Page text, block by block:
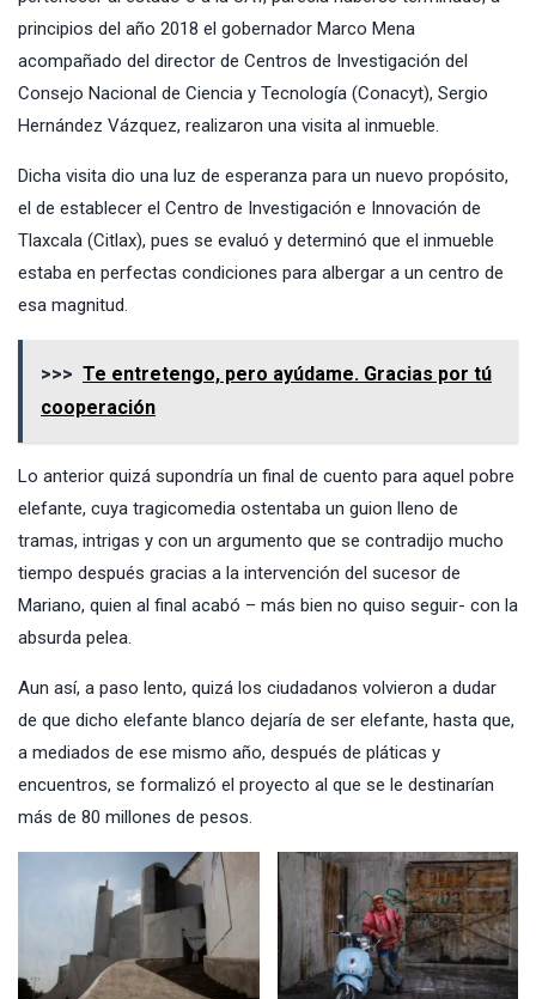
principios del año 2018 el gobernador Marco Mena
acompañado del director de Centros de Investigación del
Consejo Nacional de Ciencia y Tecnología (Conacyt), Sergio
Hernández Vázquez, realizaron una visita al inmueble.
Dicha visita dio una luz de esperanza para un nuevo propósito,
el de establecer el Centro de Investigación e Innovación de
Tlaxcala (Citlax), pues se evaluó y determinó que el inmueble
estaba en perfectas condiciones para albergar a un centro de
esa magnitud.
>>> Te entretengo, pero ayúdame. Gracias por tú
cooperación
Lo anterior quizá supondría un final de cuento para aquel pobre
elefante, cuya tragicomedia ostentaba un guion lleno de
tramas, intrigas y con un argumento que se contradijo mucho
tiempo después gracias a la intervención del sucesor de
Mariano, quien al final acabó – más bien no quiso seguir- con la
absurda pelea.
Aun así, a paso lento, quizá los ciudadanos volvieron a dudar
de que dicho elefante blanco dejaría de ser elefante, hasta que,
a mediados de ese mismo año, después de pláticas y
encuentros, se formalizó el proyecto al que se le destinarían
más de 80 millones de pesos.